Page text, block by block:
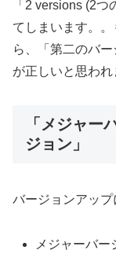
「2 versions (2
てしまいます。
ら、「第二のバー
が正しいと思われ
「メジャー
ジョン」
バージョンアッ
メジャーバー